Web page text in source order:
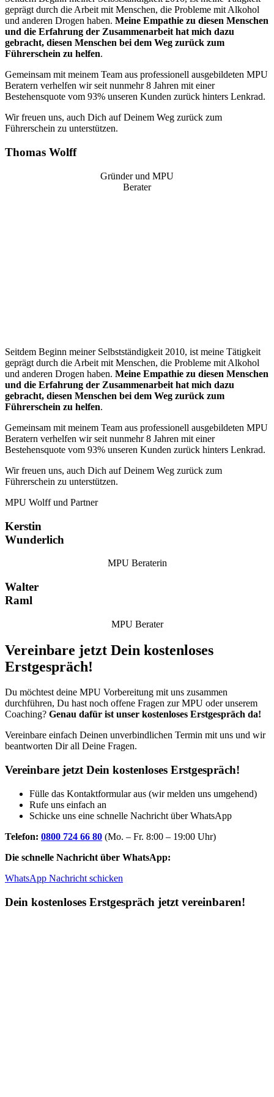
geprägt durch die Arbeit mit Menschen, die Probleme mit Alkohol
und anderen Drogen haben. Meine Empathie zu diesen Menschen
und die Erfahrung der Zusammenarbeit hat mich dazu
gebracht, diesen Menschen bei dem Weg zurück zum
Führerschein zu helfen.
Gemeinsam mit meinem Team aus professionell ausgebildeten MPU
Beratern verhelfen wir seit nunmehr 8 Jahren mit einer
Bestehensquote vom 93% unseren Kunden zurück hinters Lenkrad.
Wir freuen uns, auch Dich auf Deinem Weg zurück zum
Führerschein zu unterstützen.
Thomas Wolff
Gründer und MPU
Berater
Seitdem Beginn meiner Selbstständigkeit 2010, ist meine Tätigkeit
geprägt durch die Arbeit mit Menschen, die Probleme mit Alkohol
und anderen Drogen haben. Meine Empathie zu diesen Menschen
und die Erfahrung der Zusammenarbeit hat mich dazu
gebracht, diesen Menschen bei dem Weg zurück zum
Führerschein zu helfen.
Gemeinsam mit meinem Team aus professionell ausgebildeten MPU
Beratern verhelfen wir seit nunmehr 8 Jahren mit einer
Bestehensquote vom 93% unseren Kunden zurück hinters Lenkrad.
Wir freuen uns, auch Dich auf Deinem Weg zurück zum
Führerschein zu unterstützen.
MPU Wolff und Partner
Kerstin
Wunderlich
MPU Beraterin
Walter
Raml
MPU Berater
Vereinbare jetzt Dein kostenloses
Erstgespräch!
Du möchtest deine MPU Vorbereitung mit uns zusammen
durchführen, Du hast noch offene Fragen zur MPU oder unserem
Coaching? Genau dafür ist unser kostenloses Erstgespräch da!
Vereinbare einfach Deinen unverbindlichen Termin mit uns und wir
beantworten Dir all Deine Fragen.
Vereinbare jetzt Dein kostenloses Erstgespräch!
Fülle das Kontaktformular aus (wir melden uns umgehend)
Rufe uns einfach an
Schicke uns eine schnelle Nachricht über WhatsApp
Telefon: 0800 724 66 80 (Mo. – Fr. 8:00 – 19:00 Uhr)
Die schnelle Nachricht über WhatsApp:
WhatsApp Nachricht schicken
Dein kostenloses Erstgespräch jetzt vereinbaren!